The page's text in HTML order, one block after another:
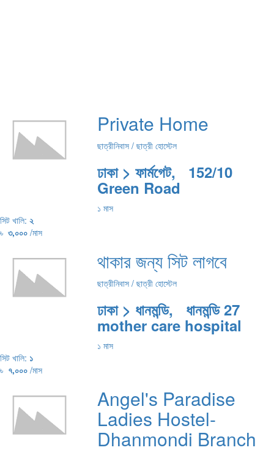
Private Home
ছাত্রীনিবাস / ছাত্রী হোস্টেল
ঢাকা > ফার্মগেট, 152/10
Green Road
১ মাস
সিট খালি: ২
৳ ৩,০০০ /মাস
থাকার জন্য সিট লাগবে
ছাত্রীনিবাস / ছাত্রী হোস্টেল
ঢাকা > ধানমন্ডি, ধানমন্ডি 27
mother care hospital
১ মাস
সিট খালি: ১
৳ ৭,০০০ /মাস
Angel's Paradise
Ladies Hostel-
Dhanmondi Branch